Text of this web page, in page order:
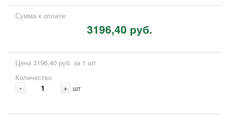
Сумма к оплате:
3196,40 руб.
Цена 3196,40 руб. за 1 шт
Количество
- + шт